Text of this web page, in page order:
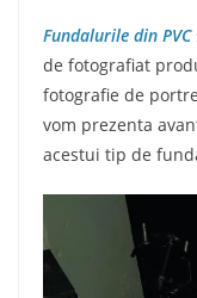
Fundalurile din PVC
de fotografiat
fotografie de
vom prezenta
acestui tip de